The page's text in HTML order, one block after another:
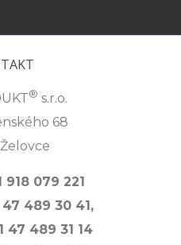
® s.r.o.
68
918 079 221
47 489 30 41,
31 14